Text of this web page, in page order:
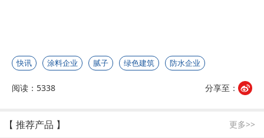
快讯 涂料企业 腻子 绿色建筑 防水企业
阅读：5338 分享至：
【 推荐产品 】 更多>>